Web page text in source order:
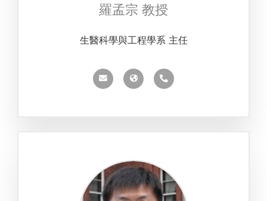
羅孟宗 教授
生醫科學與工程學系 主任